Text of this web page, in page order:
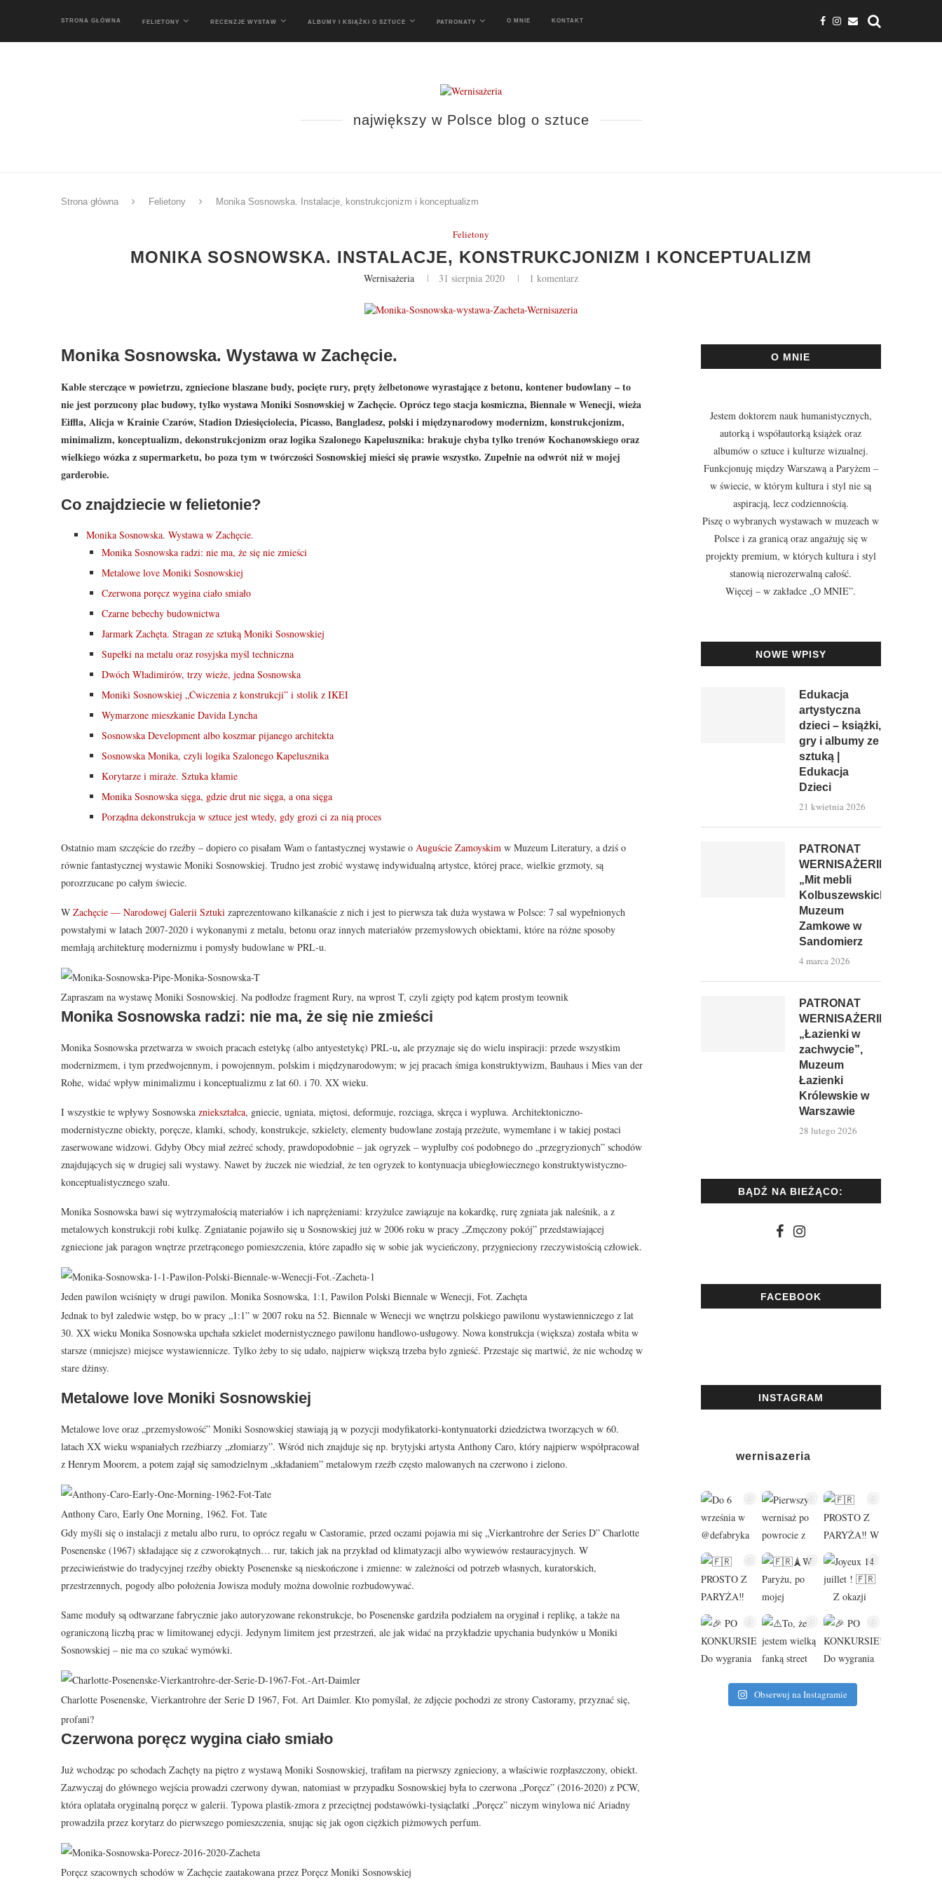
STRONA GŁÓWNA FELIETONY RECENZJE WYSTAW ALBUMY I KSIĄŻKI O SZTUCE PATRONATY O MNIE KONTAKT
największy w Polsce blog o sztuce
Strona główna Felietony Monika Sosnowska. Instalacje, konstrukcjonizm i konceptualizm
Felietony
MONIKA SOSNOWSKA. INSTALACJE, KONSTRUKCJONIZM I KONCEPTUALIZM
Wernisażeria 31 sierpnia 2020 1 komentarz
Monika Sosnowska. Wystawa w Zachęcie.
Kable sterczące w powietrzu, zgniecione blaszane budy, pocięte rury, pręty żelbetonowe wyrastające z betonu, kontener budowlany – to
nie jest porzucony plac budowy, tylko wystawa Moniki Sosnowskiej w Zachęcie. Oprócz tegostacja kosmiczna, Biennale w Wenecji, wieża
Eiffla, Alicja w Krainie Czarów, Stadion Dziesięciolecia, Picasso, Bangladesz, polski i międzynarodowy modernizm, konstrukcjonizm,
minimalizm, konceptualizm, dekonstrukcjonizm oraz logika Szalonego Kapelusznika: brakuje chyba tylko trenów Kochanowskiego oraz
wielkiego wózka z supermarketu, bo poza tym w twórczości Sosnowskiej mieści się prawie wszystko. Zupełnie na odwrót niż w mojej
garderobie.
Co znajdziecie w felietonie?
Monika Sosnowska. Wystawa w Zachęcie.
Monika Sosnowska radzi: nie ma, że się nie zmieści
Metalowe love Moniki Sosnowskiej
Czerwona poręcz wygina ciało smiało
Czarne bebechy budownictwa
Jarmark Zachęta. Stragan ze sztuką Moniki Sosnowskiej
Supełki na metalu oraz rosyjska myśl techniczna
Dwóch Władimirów, trzy wieże, jedna Sosnowska
Moniki Sosnowskiej „Ćwiczenia z konstrukcji” i stolik z IKEI
Wymarzone mieszkanie Davida Lyncha
Sosnowska Development albo koszmar pijanego architekta
Sosnowska Monika, czyli logika Szalonego Kapelusznika
Korytarze i miraże. Sztuka kłamie
Monika Sosnowska sięga, gdzie drut nie sięga, a ona sięga
Porządna dekonstrukcja w sztuce jest wtedy, gdy grozi ci za nią proces
Ostatnio mam szczęście do rzeźby – dopiero co pisałam Wam o fantastycznej wystawie o Auguście Zamoyskim w Muzeum Literatury, a dziś o
równie fantastycznej wystawie Moniki Sosnowskiej. Trudno jest zrobić wystawę indywidualną artystce, której prace, wielkie grzmoty, są
porozrzucane po całym świecie.
W Zachęcie — Narodowej Galerii Sztuki zaprezentowano kilkanaście z nich i jest to pierwsza tak duża wystawa w Polsce: 7 sal wypełnionych
powstałymi w latach 2007-2020 i wykonanymi z metalu, betonu oraz innych materiałów przemysłowych obiektami, które na różne sposoby
memłają architekturę modernizmu i pomysły budowlane w PRL-u.
Zapraszam na wystawę Moniki Sosnowskiej. Na podłodze fragment Rury, na wprost T, czyli zgięty pod kątem prostym teownik
Monika Sosnowska radzi: nie ma, że się nie zmieści
Monika Sosnowska przetwarza w swoich pracach estetykę (albo antyestetykę) PRL-u, ale przyznaje się do wielu inspiracji: przede wszystkim
modernizmem, i tym przedwojennym, i powojennym, polskim i międzynarodowym; w jej pracach śmiga konstruktywizm, Bauhaus i Mies van der
Rohe, widać wpływ minimalizmu i konceptualizmu z lat 60. i 70. XX wieku.
I wszystkie te wpływy Sosnowska zniekształca, gniecie, ugniata, miętosi, deformuje, rozciąga, skręca i wypluwa. Architektoniczno-
modernistyczne obiekty, poręcze, klamki, schody, konstrukcje, szkielety, elementy budowlane zostają przeżute, wymemłane i w takiej postaci
zaserwowane widzowi. Gdyby Obcy miał zeżreć schody, prawdopodobnie – jak ogryzek – wyplułby coś podobnego do „przegryzionych” schodów
znajdujących się w drugiej sali wystawy. Nawet by żuczek nie wiedział, że ten ogryzek to kontynuacja ubiegłowiecznego konstruktywistyczno-
konceptualistycznego szału.
Monika Sosnowska bawi się wytrzymałością materiałów i ich naprężeniami: krzyżulce zawiązuje na kokardkę, rurę zgniata jak naleśnik, a z
metalowych konstrukcji robi kulkę. Zgniatanie pojawiło się u Sosnowskiej już w 2006 roku w pracy „Zmęczony pokój” przedstawiającej
zgniecione jak paragon wnętrze przetrąconego pomieszczenia, które zapadło się w sobie jak wycieńczony, przygnieciony rzeczywistością człowiek.
Jeden pawilon wciśnięty w drugi pawilon. Monika Sosnowska, 1:1, Pawilon Polski Biennale w Wenecji, Fot. Zachęta
Jednak to był zaledwie wstęp, bo w pracy „1:1” w 2007 roku na 52. Biennale w Wenecji we wnętrzu polskiego pawilonu wystawienniczego z lat
30. XX wieku Monika Sosnowska upchała szkielet modernistycznego pawilonu handlowo-usługowy. Nowa konstrukcja (większa) została wbita w
starsze (mniejsze) miejsce wystawiennicze. Tylko żeby to się udało, najpierw większą trzeba było zgnieść. Przestaje się martwić, że nie wchodzę w
stare dżinsy.
Metalowe love Moniki Sosnowskiej
Metalowe love oraz „przemysłowość” Moniki Sosnowskiej stawiają ją w pozycji modyfikatorki-kontynuatorki dziedzictwa tworzących w 60.
latach XX wieku wspaniałych rzeźbiarzy „złomiarzy”. Wśród nich znajduje się np. brytyjski artysta Anthony Caro, który najpierw współpracował
z Henrym Moorem, a potem zajął się samodzielnym „składaniem” metalowym rzeźb często malowanych na czerwono i zielono.
Anthony Caro, Early One Morning, 1962. Fot. Tate
Gdy myśli się o instalacji z metalu albo ruru, to oprócz regału w Castoramie, przed oczami pojawia mi się „Vierkantrohre der Series D” Charlotte
Posenenske (1967) składające się z czworokątnych… rur, takich jak na przykład od klimatyzacji albo wywiewów restauracyjnych. W
przeciwieństwie do tradycyjnej rzeźby obiekty Posenenske są nieskończone i zmienne: w zależności od potrzeb własnych, kuratorskich,
przestrzennych, pogody albo położenia Jowisza moduły można dowolnie rozbudowywać.
Same moduły są odtwarzane fabrycznie jako autoryzowane rekonstrukcje, bo Posenenske gardziła podziałem na oryginał i replikę, a także na
ograniczoną liczbą prac w limitowanej edycji. Jedynym limitem jest przestrzeń, ale jak widać na przykładzie upychania budynków u Moniki
Sosnowskiej – nie ma co szukać wymówki.
Charlotte Posenenske, Vierkantrohre der Serie D 1967, Fot. Art Daimler. Kto pomyślał, że zdjęcie pochodzi ze strony Castoramy, przyznać się,
profani?
Czerwona poręcz wygina ciało smiało
Już wchodząc po schodach Zachęty na piętro z wystawą Moniki Sosnowskiej, trafiłam na pierwszy zgnieciony, a właściwie rozpłaszczony, obiekt.
Zazwyczaj do głównego wejścia prowadzi czerwony dywan, natomiast w przypadku Sosnowskiej była to czerwona „Poręcz” (2016-2020) z PCW,
która oplatała oryginalną poręcz w galerii. Typowa plastik-zmora z przeciętnej podstawówki-tysiąclatki „Poręcz” niczym winylowa nić Ariadny
prowadziła przez korytarz do pierwszego pomieszczenia, snując się jak ogon ciężkich piżmowych perfum.
Poręcz szacownych schodów w Zachęcie zaatakowana przez Poręcz Moniki Sosnowskiej
O MNIE
Jestem doktorem nauk humanistycznych,
autorką i współautorką książek oraz
albumów o sztuce i kulturze wizualnej.
Funkcjonuję między Warszawą a Paryżem –
w świecie, w którym kultura i styl nie są
aspiracją, lecz codziennością.
Piszę o wybranych wystawach w muzeach w
Polsce i za granicą oraz angażuję się w
projekty premium, w których kultura i styl
stanowią nierozerwalną całość.
Więcej – w zakładce„O MNIE”.
NOWE WPISY
Edukacja
artystyczna
dzieci – książki,
gry i albumy ze
sztuką |
Edukacja
Dzieci
21 kwietnia 2026
PATRONAT
WERNISAŻERII:
„Mit mebli
Kolbuszewskich”,
Muzeum
Zamkowe w
Sandomierz
4 marca 2026
PATRONAT
WERNISAŻERII:
„Łazienki w
zachwycie”,
Muzeum
Łazienki
Królewskie w
Warszawie
28 lutego 2026
BĄDŹ NA BIEŻĄCO:
FACEBOOK
INSTAGRAM
wernisazeria
Obserwuj na Instagramie